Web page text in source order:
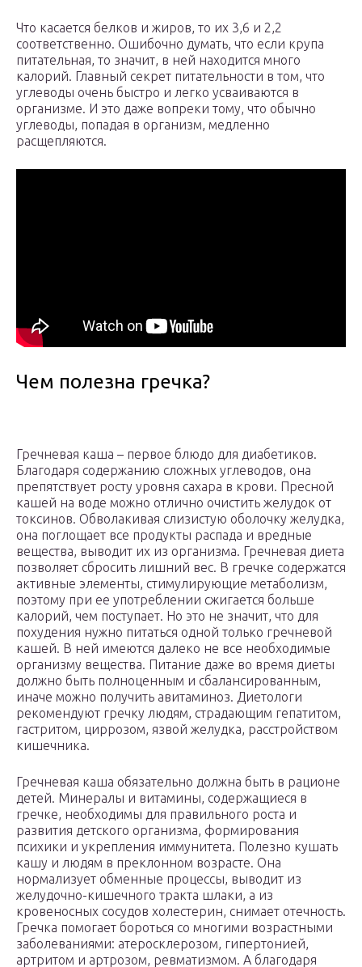
Что касается белков и жиров, то их 3,6 и 2,2
соответственно. Ошибочно думать, что если крупа
питательная, то значит, в ней находится много
калорий. Главный секрет питательности в том, что
углеводы очень быстро и легко усваиваются в
организме. И это даже вопреки тому, что обычно
углеводы, попадая в организм, медленно
расщепляются.
Чем полезна гречка?
Гречневая каша – первое блюдо для диабетиков.
Благодаря содержанию сложных углеводов, она
препятствует росту уровня сахара в крови. Пресной
кашей на воде можно отлично очистить желудок от
токсинов. Обволакивая слизистую оболочку желудка,
она поглощает все продукты распада и вредные
вещества, выводит их из организма. Гречневая диета
позволяет сбросить лишний вес. В гречке содержатся
активные элементы, стимулирующие метаболизм,
поэтому при ее употреблении сжигается больше
калорий, чем поступает. Но это не значит, что для
похудения нужно питаться одной только гречневой
кашей. В ней имеются далеко не все необходимые
организму вещества. Питание даже во время диеты
должно быть полноценным и сбалансированным,
иначе можно получить авитаминоз. Диетологи
рекомендуют гречку людям, страдающим гепатитом,
гастритом, циррозом, язвой желудка, расстройством
кишечника.
Гречневая каша обязательно должна быть в рационе
детей. Минералы и витамины, содержащиеся в
гречке, необходимы для правильного роста и
развития детского организма, формирования
психики и укрепления иммунитета. Полезно кушать
кашу и людям в преклонном возрасте. Она
нормализует обменные процессы, выводит из
желудочно-кишечного тракта шлаки, а из
кровеносных сосудов холестерин, снимает отечность.
Гречка помогает бороться со многими возрастными
заболеваниями: атеросклерозом, гипертонией,
артритом и артрозом, ревматизмом. А благодаря